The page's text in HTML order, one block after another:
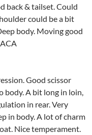
back & tailset. Could
could be a bit
body. Moving good
Good scissor
body. A bit long in loin,
in rear. Very
in body. A lot of charm
Nice temperament.